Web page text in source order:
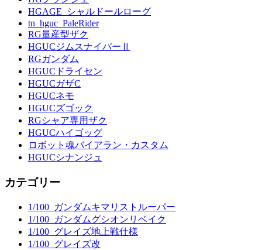
HGAGE_シャルドールローグ
tn_hguc_PaleRider
RG量産型ザク
HGUCジムスナイパーⅡ
RGガンダム
HGUCドライセン
HGUCガザC
HGUCネモ
HGUCズゴック
RGシャア専用ザク
HGUCハイゴッグ
ロボット魂バイアラン・カスタム
HGUCシナンジュ
カテゴリー
1/100_ガンダムキマリストルーパー
1/100_ガンダムグシオンリベイク
1/100_グレイズ地上戦仕様
1/100_グレイズ改